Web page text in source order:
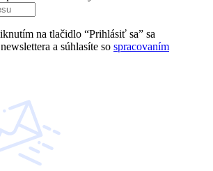
na tlačidlo “Prihlásiť sa” sa
a súhlasíte so spracovaním